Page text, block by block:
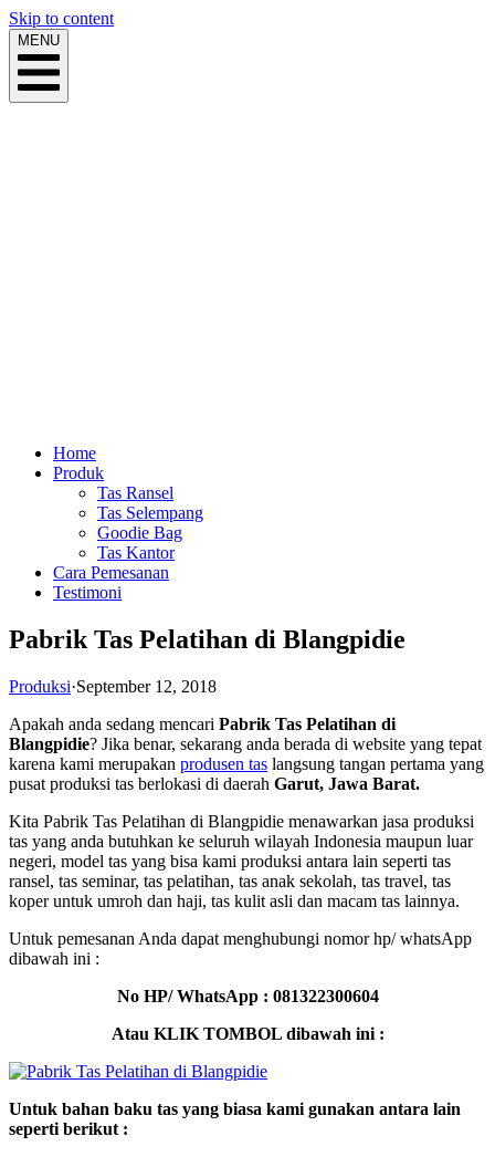
Skip to content
MENU
Home
Produk
Tas Ransel
Tas Selempang
Goodie Bag
Tas Kantor
Cara Pemesanan
Testimoni
Pabrik Tas Pelatihan di Blangpidie
Produksi·September 12, 2018
Apakah anda sedang mencari Pabrik Tas Pelatihan di
Blangpidie? Jika benar, sekarang anda berada di website yang tepat
karena kami merupakan produsen tas langsung tangan pertama yang
pusat produksi tas berlokasi di daerah Garut, Jawa Barat.
Kita Pabrik Tas Pelatihan di Blangpidie menawarkan jasa produksi
tas yang anda butuhkan ke seluruh wilayah Indonesia maupun luar
negeri, model tas yang bisa kami produksi antara lain seperti tas
ransel, tas seminar, tas pelatihan, tas anak sekolah, tas travel, tas
koper untuk umroh dan haji, tas kulit asli dan macam tas lainnya.
Untuk pemesanan Anda dapat menghubungi nomor hp/ whatsApp
dibawah ini :
No HP/ WhatsApp : 081322300604
Atau KLIK TOMBOL dibawah ini :
Untuk bahan baku tas yang biasa kami gunakan antara lain
seperti berikut :